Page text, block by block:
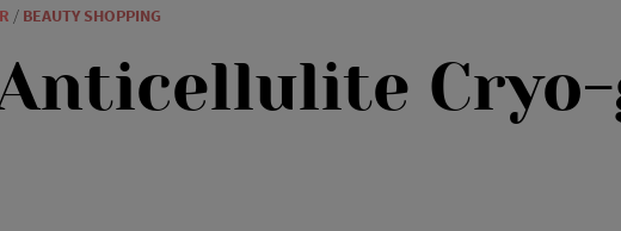
/ BEAUTY SHOPPING